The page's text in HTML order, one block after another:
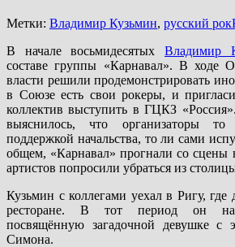
Метки: Владимир Кузьмин, русский рок
В начале восьмидесятых Владимир
составе группы «Карнавал». В ходе
власти решили продемонстрировать
в Союзе есть свои рокеры, и
коллектив выступить в ГЦКЗ
выяснилось, что организаторы
поддержкой начальства, то ли сами
общем, «Карнавал» прогнали со сцены
артистов попросили убраться из
Кузьмин с коллегами уехал в Ригу, где
ресторане. В тот период он
посвящённую загадочной девушке с
Симона.